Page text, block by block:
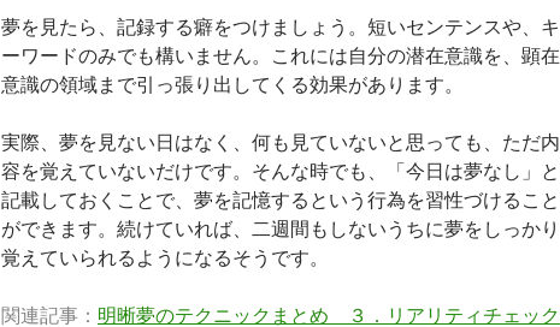
夢を見たら、記録する癖をつけましょう。短いセンテンスや、キ
ーワードのみでも構いません。これには自分の潜在意識を、顕在
意識の領域まで引っ張り出してくる効果があります。
実際、夢を見ない日はなく、何も見ていないと思っても、ただ内
容を覚えていないだけです。そんな時でも、「今日は夢なし」と
記載しておくことで、夢を記憶するという行為を習性づけること
ができます。続けていれば、二週間もしないうちに夢をしっかり
覚えていられるようになるそうです。
関連記事： 明晰夢のテクニックまとめ ３．リアリティチェック